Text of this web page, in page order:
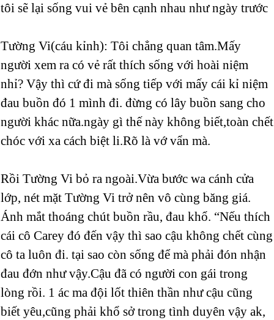
tôi sẽ lại sống vui vẻ bên cạnh nhau như ngày trước
Tường Vi(cáu kỉnh): Tôi chẳng quan tâm.Mấy
người xem ra có vẻ rất thích sống với hoài niệm
nhỉ? Vậy thì cứ đi mà sống tiếp với mấy cái kỉ niệm
đau buồn đó 1 mình đi. đừng có lây buồn sang cho
người khác nữa.ngày gì thế này không biết,toàn chết
chóc với xa cách biệt li.Rõ là vớ vẩn mà.
Rồi Tường Vi bỏ ra ngoài.Vừa bước wa cánh cửa
lớp, nét mặt Tường Vi trở nên vô cùng băng giá.
Ánh mắt thoáng chút buồn rầu, đau khổ. “Nếu thích
cái cô Carey đó đến vậy thì sao cậu không chết cùng
cô ta luôn đi. tại sao còn sống để mà phải đón nhận
đau đớn như vậy.Cậu đã có người con gái trong
lòng rồi. 1 ác ma đội lốt thiên thần như cậu cũng
biết yêu,cũng phải khổ sở trong tình duyên vậy ak,